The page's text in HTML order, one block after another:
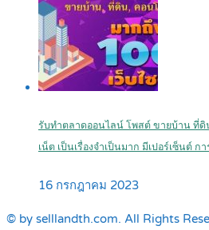
รับทำตลาดออนไลน์ โพสต์ ขายบ้าน ที่
เน็ต เป็นเรื่องจำเป็นมาก มีเปอร์เซ็นต์ ก
16 กรกฎาคม 2023
© by selllandth.com. All Rights